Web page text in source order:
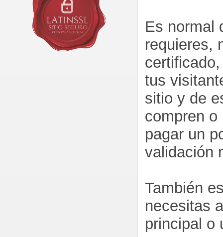
Es normal
requieres,
tus
sitio y de
compren o
pagar un
validación
También
necesitas
principal o